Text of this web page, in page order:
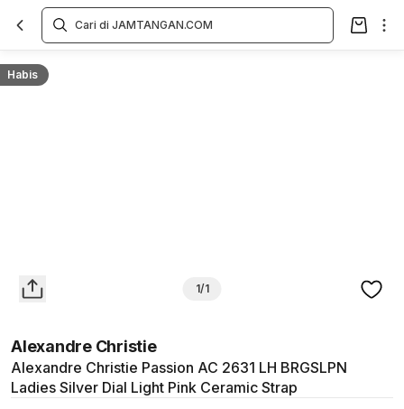
Habis
1/1
Alexandre Christie
Alexandre Christie Passion AC 2631 LH BRGSLPN
Ladies Silver Dial Light Pink Ceramic Strap
Overview